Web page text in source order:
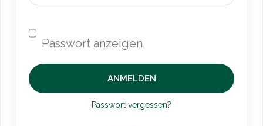
ANMELDEN
Passwort vergessen?